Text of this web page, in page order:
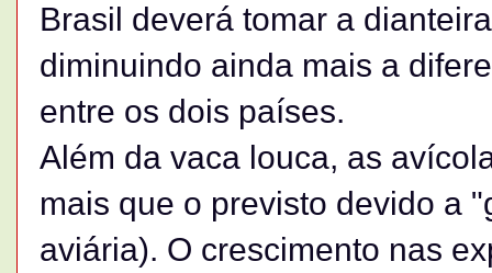
Brasil deverá tomar a
diminuindo ainda mais a
entre os dois países.
Além da vaca louca, as
mais que o previsto devido a
aviária). O crescimento nas